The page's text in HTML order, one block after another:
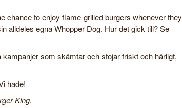
chance to enjoy flame-grilled burgers whenever they
alldeles egna Whopper Dog. Hur det gick till? Se
som skämtar och stojar friskt och härligt,
hade!
King.